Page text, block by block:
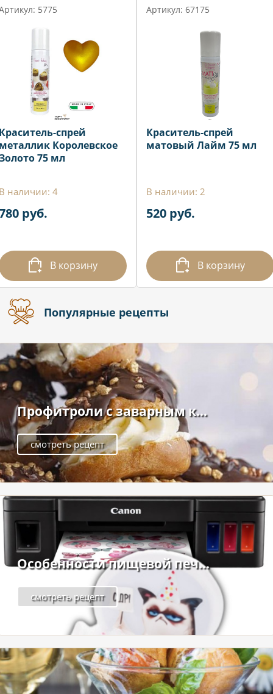
5775
спрей
Королевское
75 мл
наличии: 4
руб.
В корзину
Артикул: 67175
Краситель-спрей
матовый Лайм 75 мл
В наличии: 2
520 руб.
В корзину
Популярные рецепты
Профитроли с заварным к...
смотреть рецепт
Особенности пищевой печ...
смотреть рецепт